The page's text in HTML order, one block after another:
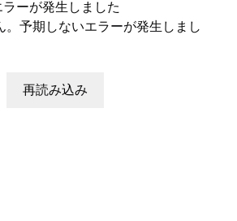
ラーが発生しました
。予期しないエラーが発生しまし
再読み込み